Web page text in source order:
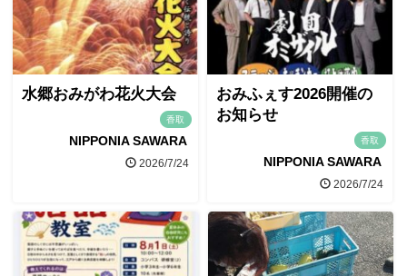
水郷おみがわ花火大会
香取
NIPPONIA SAWARA
2026/7/24
おみふぇす2026開催の
お知らせ
香取
NIPPONIA SAWARA
2026/7/24